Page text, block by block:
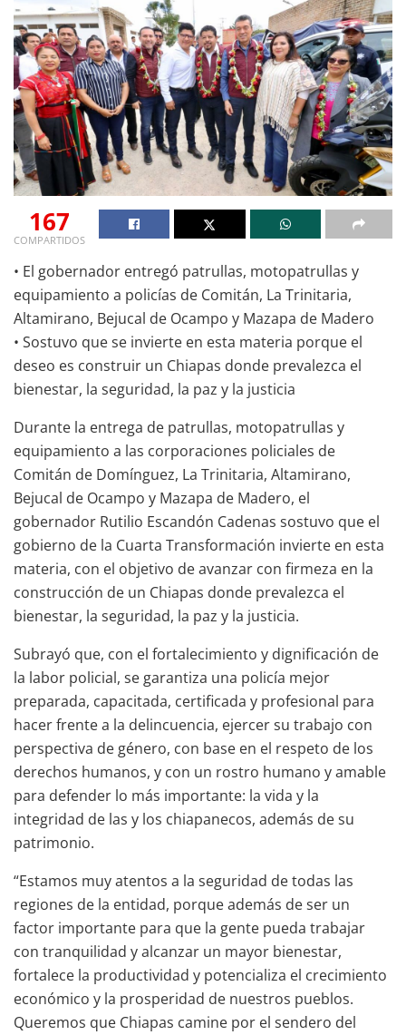
167
COMPARTIDOS
• El gobernador entregó patrullas, motopatrullas y
equipamiento a policías de Comitán, La Trinitaria,
Altamirano, Bejucal de Ocampo y Mazapa de Madero
• Sostuvo que se invierte en esta materia porque el
deseo es construir un Chiapas donde prevalezca el
bienestar, la seguridad, la paz y la justicia
Durante la entrega de patrullas, motopatrullas y
equipamiento a las corporaciones policiales de
Comitán de Domínguez, La Trinitaria, Altamirano,
Bejucal de Ocampo y Mazapa de Madero, el
gobernador Rutilio Escandón Cadenas sostuvo que el
gobierno de la Cuarta Transformación invierte en esta
materia, con el objetivo de avanzar con firmeza en la
construcción de un Chiapas donde prevalezca el
bienestar, la seguridad, la paz y la justicia.
Subrayó que, con el fortalecimiento y dignificación de
la labor policial, se garantiza una policía mejor
preparada, capacitada, certificada y profesional para
hacer frente a la delincuencia, ejercer su trabajo con
perspectiva de género, con base en el respeto de los
derechos humanos, y con un rostro humano y amable
para defender lo más importante: la vida y la
integridad de las y los chiapanecos, además de su
patrimonio.
“Estamos muy atentos a la seguridad de todas las
regiones de la entidad, porque además de ser un
factor importante para que la gente pueda trabajar
con tranquilidad y alcanzar un mayor bienestar,
fortalece la productividad y potencializa el crecimiento
económico y la prosperidad de nuestros pueblos.
Queremos que Chiapas camine por el sendero del